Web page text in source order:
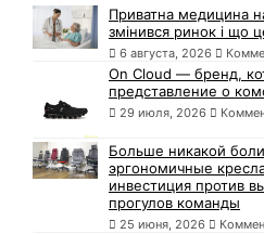
Приватна медицина
змінився ринок і що
6 августа, 2026
On Cloud — бренд,
представление о
29 июля, 2026
Больше никакой
эргономичные
инвестиция против
прогулов команды
25 июня, 2026